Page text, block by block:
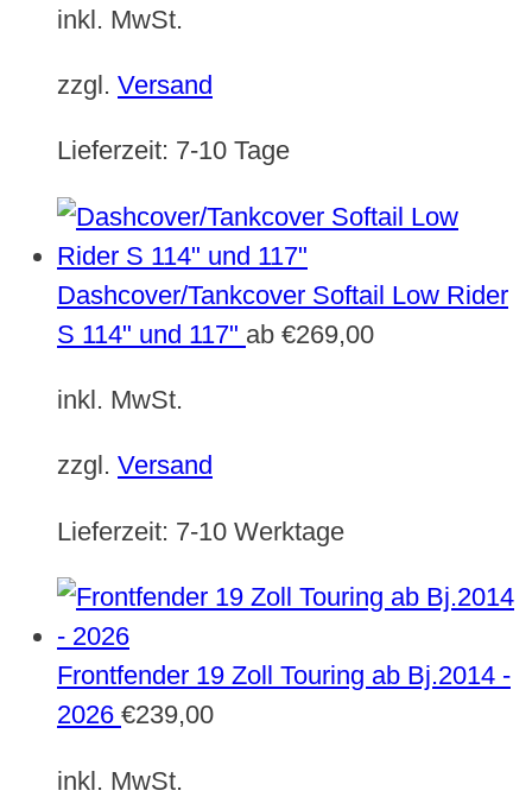
inkl. MwSt.
zzgl. Versand
Lieferzeit: 7-10 Tage
Dashcover/Tankcover Softail Low Rider
S 114" und 117" ab €269,00
inkl. MwSt.
zzgl. Versand
Lieferzeit: 7-10 Werktage
Frontfender 19 Zoll Touring ab Bj.2014 -
2026 €239,00
inkl. MwSt.